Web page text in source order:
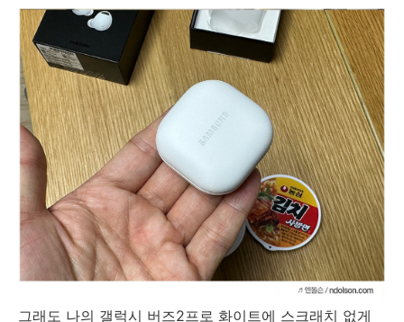
그래도 나의 갤럭시 버즈2프로 화이트에 스크래치 없게